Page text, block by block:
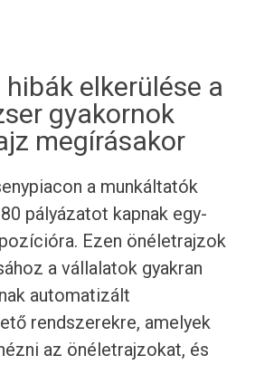
hibák elkerülése a
gyakornok
megírásakor
a munkáltatók
pályázatot kapnak egy-
Ezen önéletrajzok
a vállalatok gyakran
automatizált
rendszerekre, amelyek
az önéletrajzokat, és